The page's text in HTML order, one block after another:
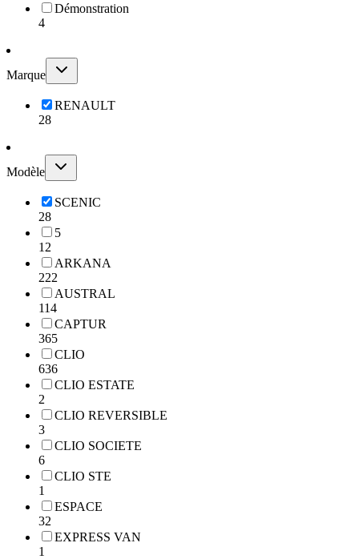
Démonstration
4
Marque
RENAULT
28
Modèle
SCENIC
28
5
12
ARKANA
222
AUSTRAL
114
CAPTUR
365
CLIO
636
CLIO ESTATE
2
CLIO REVERSIBLE
3
CLIO SOCIETE
6
CLIO STE
1
ESPACE
32
EXPRESS VAN
1